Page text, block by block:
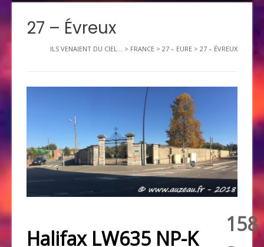
27 – Évreux
ILS VENAIENT DU CIEL... > FRANCE > 27 – EURE > 27 – ÉVREUX
Halifax LW635 NP-K
158